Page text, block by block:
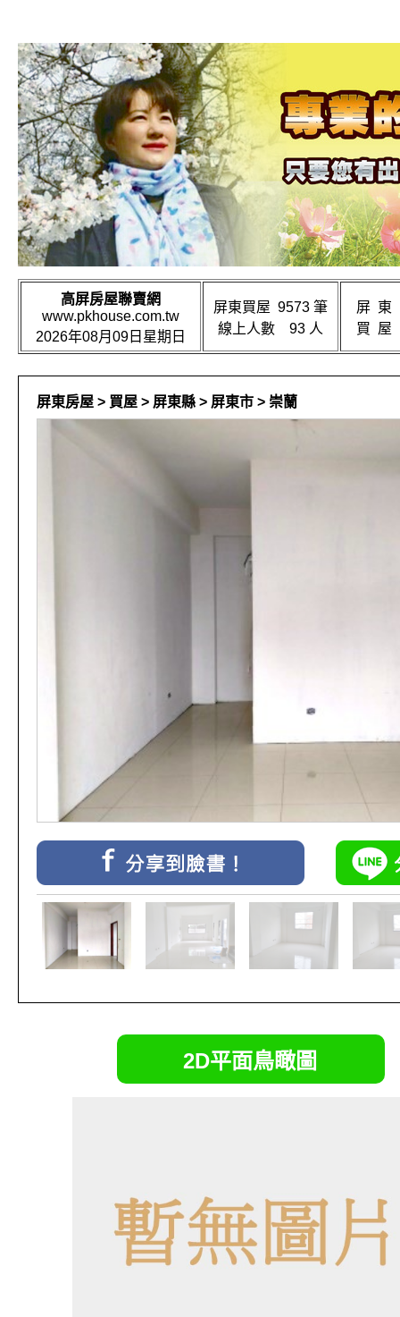
高屏房屋聯賣網
www.pkhouse.com.tw
2026年08月09日星期日
屏東買屋 9573 筆
線上人數 93 人
屏 東
買 屋
屏東房屋 > 買屋 > 屏東縣 > 屏東市 > 崇蘭
2D平面鳥瞰圖